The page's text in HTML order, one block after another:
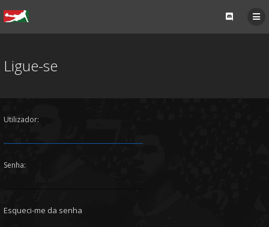
Ligue-se
Utilizador:
Senha:
Esqueci-me da senha